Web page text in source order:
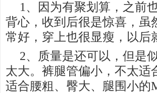
1、因为有聚划算，之前
背心，收到后很是惊喜，虽
常好，穿上也很显瘦，以后
2、质量是还可以，但是
太大。裤腿管偏小，不太适
适合腰粗、臀大、腿围小